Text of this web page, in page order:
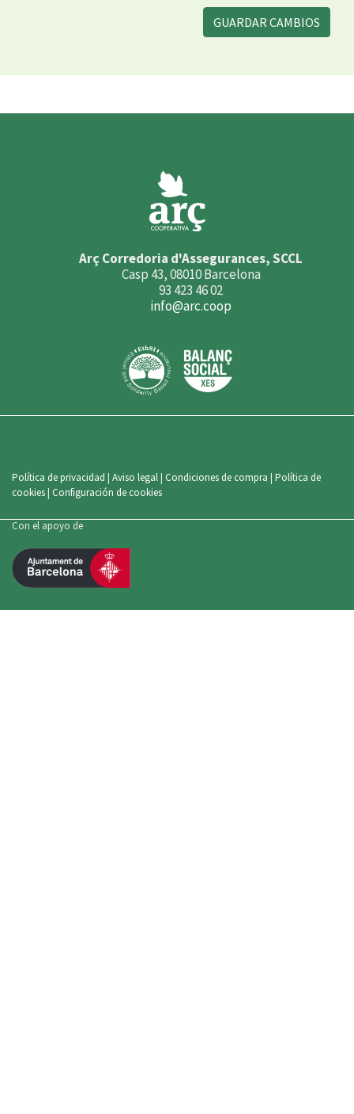
GUARDAR CAMBIOS
Arç Corredoria d'Assegurances, SCCL
Casp 43, 08010 Barcelona
93 423 46 02
info@arc.coop
Política de privacidad | Aviso legal| Condiciones de compra | Política de
cookies| Configuración de cookies
Con el apoyo de